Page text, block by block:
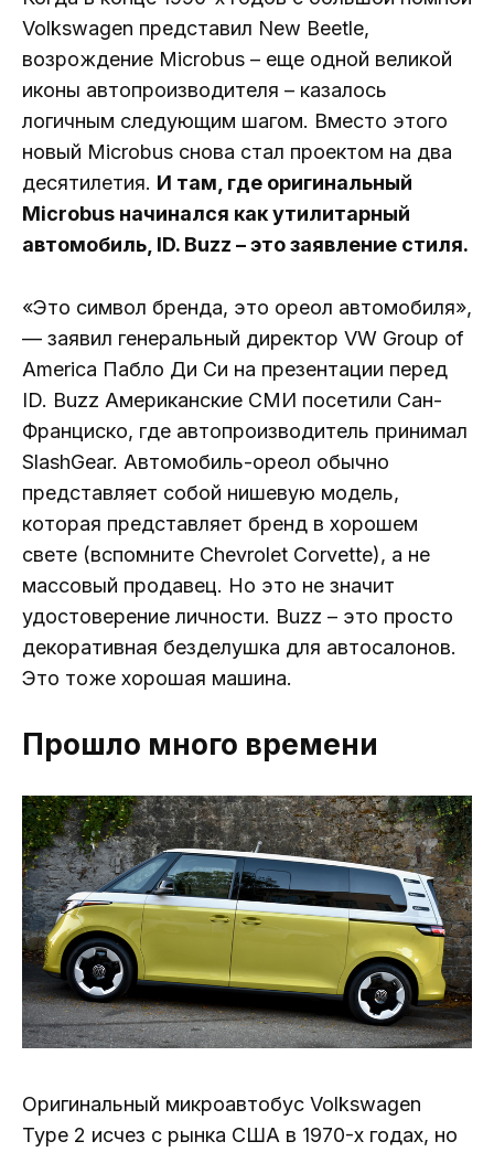
Volkswagen представил New Beetle,
возрождение Microbus – еще одной великой
иконы автопроизводителя – казалось
логичным следующим шагом. Вместо этого
новый Microbus снова стал проектом на два
десятилетия. И там, где оригинальный
Microbus начинался как утилитарный
автомобиль, ID. Buzz – это заявление стиля.
«Это символ бренда, это ореол автомобиля»,
— заявил генеральный директор VW Group of
America Пабло Ди Си на презентации перед
ID. Buzz Американские СМИ посетили Сан-
Франциско, где автопроизводитель принимал
SlashGear. Автомобиль-ореол обычно
представляет собой нишевую модель,
которая представляет бренд в хорошем
свете (вспомните Chevrolet Corvette), а не
массовый продавец. Но это не значит
удостоверение личности. Buzz – это просто
декоративная безделушка для автосалонов.
Это тоже хорошая машина.
Прошло много времени
Оригинальный микроавтобус Volkswagen
Type 2 исчез с рынка США в 1970-х годах, но